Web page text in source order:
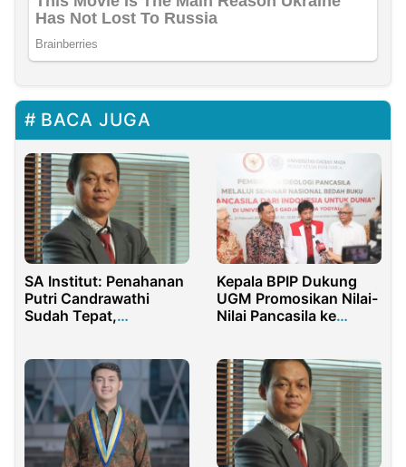
BACA JUGA
SA Institut: Penahanan
Putri Candrawathi
Sudah Tepat,
Kepala BPIP Dukung
UGM Promosikan Nilai-
Nilai Pancasila ke